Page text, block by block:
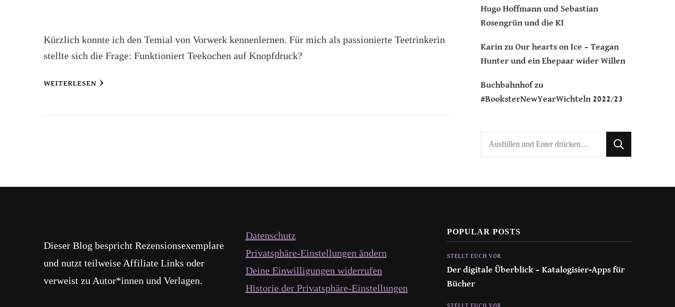
Kürzlich konnte ich den Temial von Vorwerk kennenlernen. Für mich als passionierte Teetrinkerin
stellte sich die Frage: Funktioniert Teekochen auf Knopfdruck?
WEITERLESEN
Hugo Hoffmann und Sebastian
Rosengrün und die KI
Karin zu Our hearts on Ice – Teagan
Hunter und ein Ehepaar wider Willen
Buchbahnhofzu
#BooksterNewYearWichteln 2022/23
Suchst
du
Dieser Blog bespricht Rezensionsexemplare
und nutzt teilweise Affiliate Links oder
verweist zu Autor*innen und Verlagen.
Datenschutz
Privatsphäre-Einstellungen ändern
Deine Einwilligungen widerrufen
Historie der Privatsphäre-Einstellungen
POPULAR POSTS
STELLT EUCH VOR
Der digitale Überblick – Katalogisier-Apps für
Bücher